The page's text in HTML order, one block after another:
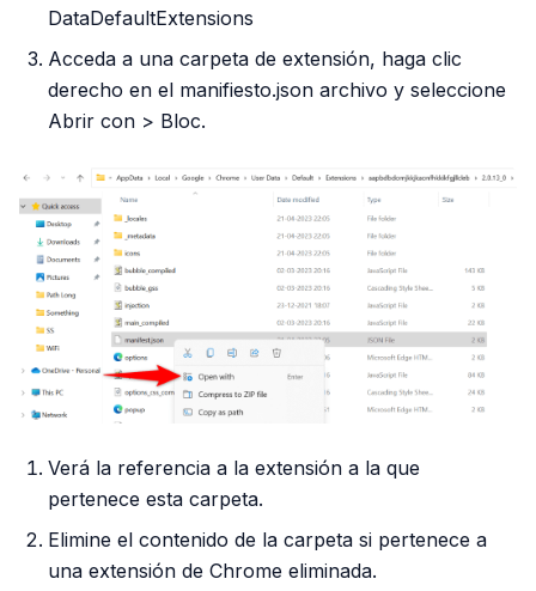
DataDefaultExtensions
Acceda a una carpeta de extensión, haga clic
derecho en el manifiesto.json archivo y seleccione
Abrir con > Bloc.
Verá la referencia a la extensión a la que
pertenece esta carpeta.
Elimine el contenido de la carpeta si pertenece a
una extensión de Chrome eliminada.